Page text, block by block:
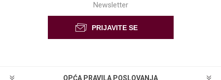
Newsletter
OPĆA PRAVILA POSLOVANJA